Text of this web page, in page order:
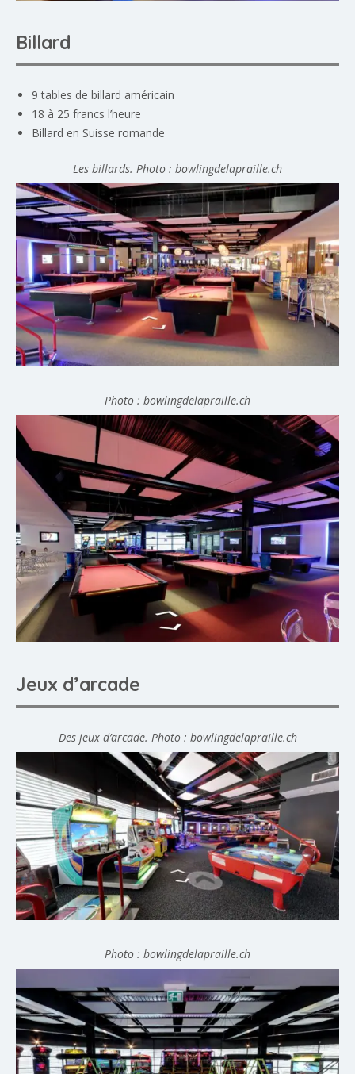
Billard
9 tables de billard américain
18 à 25 francs l’heure
Billard en Suisse romande
Les billards. Photo : bowlingdelapraille.ch
Photo : bowlingdelapraille.ch
Jeux d’arcade
Des jeux d’arcade. Photo : bowlingdelapraille.ch
Photo : bowlingdelapraille.ch